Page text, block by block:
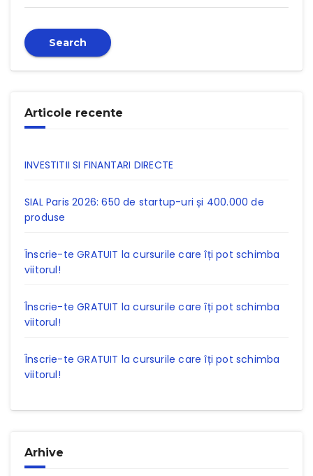
Search
Articole recente
INVESTITII SI FINANTARI DIRECTE
SIAL Paris 2026: 650 de startup-uri și 400.000 de
produse
Înscrie-te GRATUIT la cursurile care îți pot schimba
viitorul!
Înscrie-te GRATUIT la cursurile care îți pot schimba
viitorul!
Înscrie-te GRATUIT la cursurile care îți pot schimba
viitorul!
Arhive